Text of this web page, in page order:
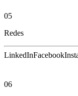
05
Redes
LinkedInFacebook
06